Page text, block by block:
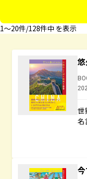
1〜20件/128件中 を表示
世
名